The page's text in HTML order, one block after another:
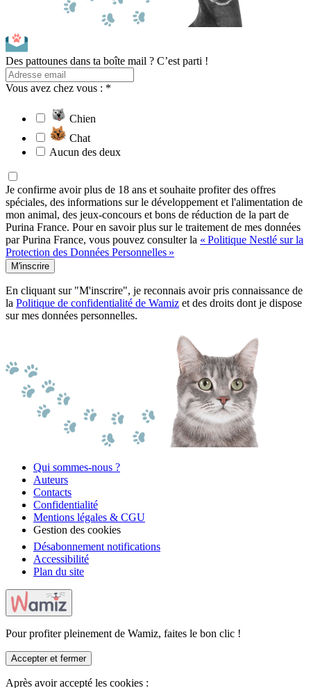
Des pattounes dans ta boîte mail ? C’est parti !
Vous avez chez vous : *
Chien
Chat
Aucun des deux
Je confirme avoir plus de 18 ans et souhaite profiter des offres
spéciales, des informations sur le développement et l'alimentation de
mon animal, des jeux-concours et bons de réduction de la part de
Purina France. Pour en savoir plus sur le traitement de mes données
par Purina France, vous pouvez consulter la « Politique Nestlé sur la
Protection des Données Personnelles »
M'inscrire
En cliquant sur "M'inscrire", je reconnais avoir pris connaissance de
la Politique de confidentialité de Wamiz et des droits dont je dispose
sur mes données personnelles.
Qui sommes-nous ?
Auteurs
Contacts
Confidentialité
Mentions légales & CGU
Gestion des cookies
Désabonnement notifications
Accessibilité
Plan du site
Pour profiter pleinement de Wamiz, faites le bon clic !
Accepter et fermer
Après avoir accepté les cookies :